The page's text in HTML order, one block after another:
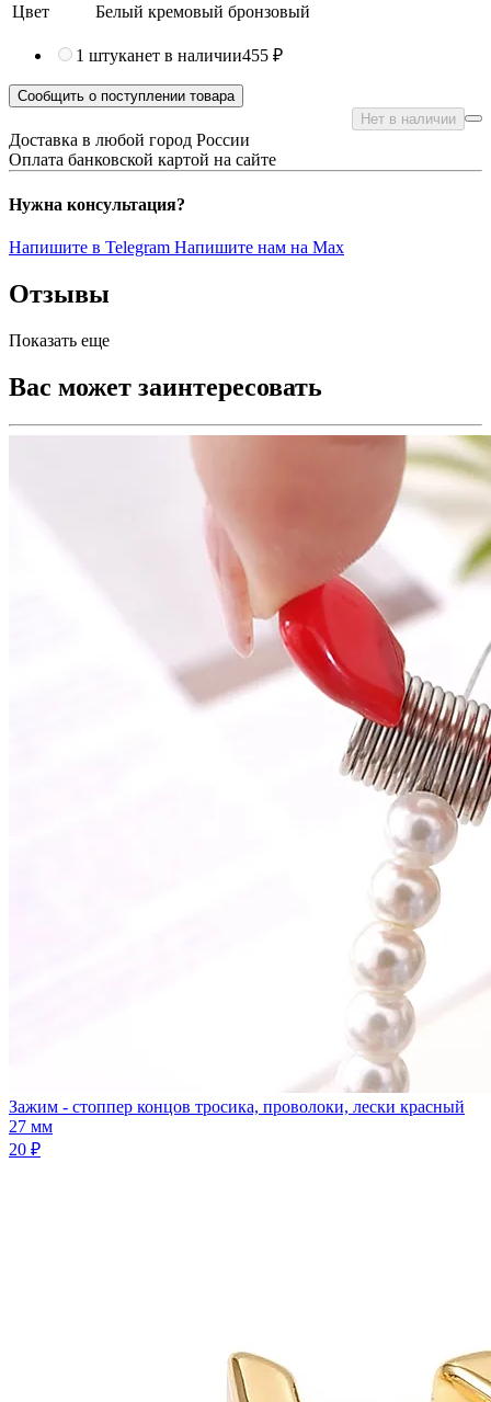
Цвет
Белый кремовый бронзовый
1 штуканет в наличии455 ₽
Сообщить о поступлении товара
Нет в наличии
Доставка в любой город России
Оплата банковской картой на сайте
Нужна консультация?
Напишите в Telegram Напишите нам на Max
Отзывы
Показать еще
Вас может заинтересовать
Зажим - стоппер концов тросика, проволоки, лески красный
27 мм
20 ₽